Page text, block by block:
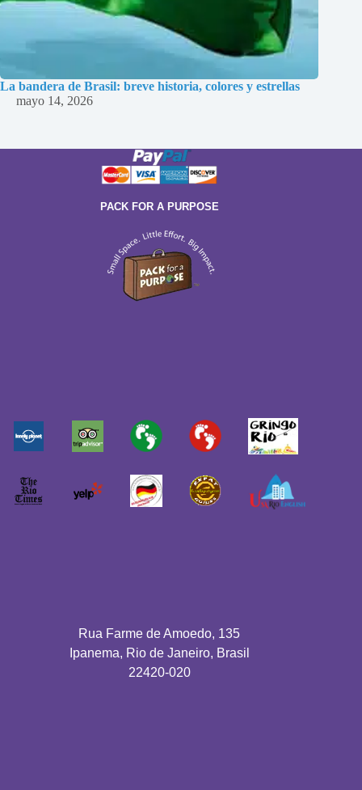
La bandera de Brasil: breve historia, colores y estrellas
mayo 14, 2026
PACK FOR A PURPOSE
Rua Farme de Amoedo, 135
Ipanema, Rio de Janeiro, Brasil
22420-020